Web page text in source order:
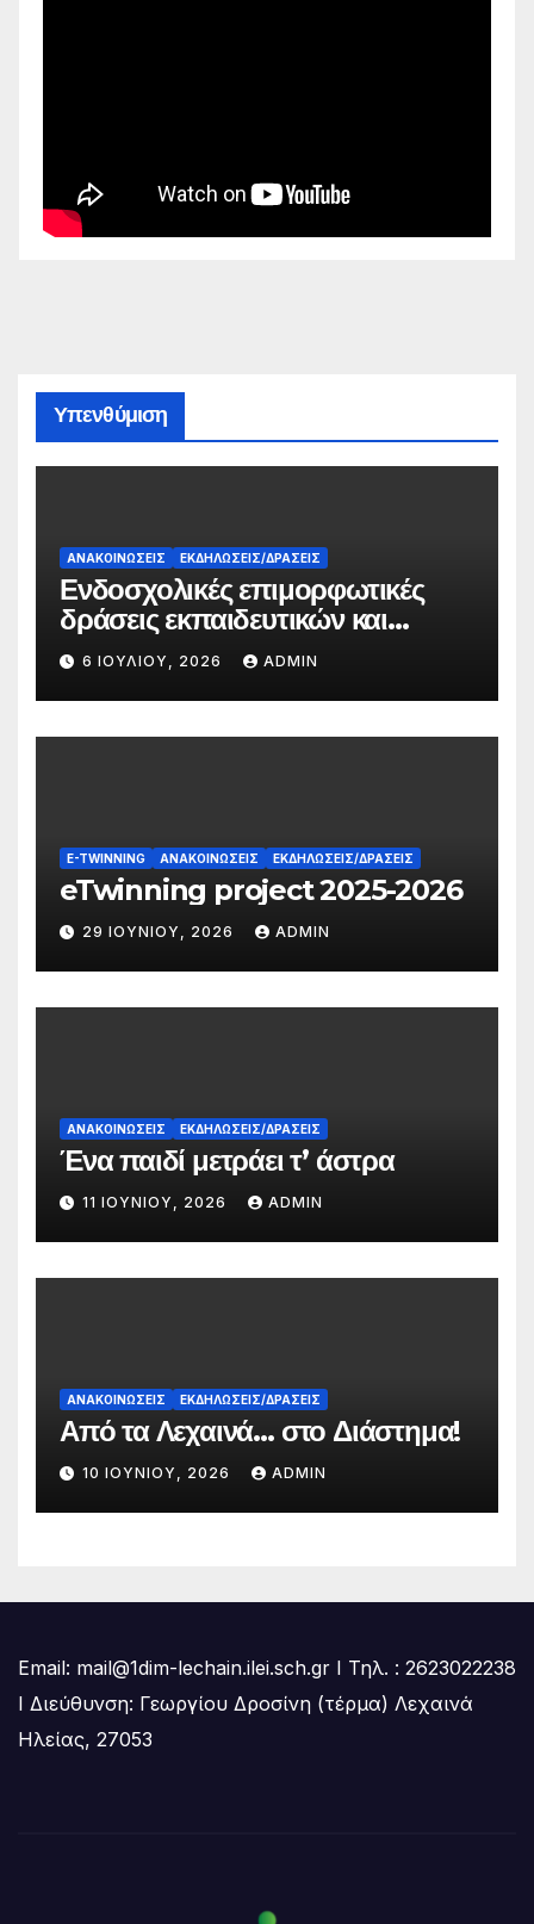
Υπενθύμιση
ΑΝΑΚΟΙΝΏΣΕΙΣ ΕΚΔΗΛΏΣΕΙΣ/ΔΡΆΣΕΙΣ
Ενδοσχολικές επιμορφωτικές
δράσεις εκπαιδευτικών και
γονέων
6 ΙΟΥΛΊΟΥ, 2026 ADMIN
E-TWINNING ΑΝΑΚΟΙΝΏΣΕΙΣ ΕΚΔΗΛΏΣΕΙΣ/ΔΡΆΣΕΙΣ
eTwinning project 2025-2026
29 ΙΟΥΝΊΟΥ, 2026 ADMIN
ΑΝΑΚΟΙΝΏΣΕΙΣ ΕΚΔΗΛΏΣΕΙΣ/ΔΡΆΣΕΙΣ
Ένα παιδί μετράει τ’ άστρα
11 ΙΟΥΝΊΟΥ, 2026 ADMIN
ΑΝΑΚΟΙΝΏΣΕΙΣ ΕΚΔΗΛΏΣΕΙΣ/ΔΡΆΣΕΙΣ
Από τα Λεχαινά… στο Διάστημα!
10 ΙΟΥΝΊΟΥ, 2026 ADMIN
Email: mail@1dim-lechain.ilei.sch.gr Ι Τηλ. : 2623022238
Ι Διεύθυνση: Γεωργίου Δροσίνη (τέρμα) Λεχαινά
Ηλείας, 27053